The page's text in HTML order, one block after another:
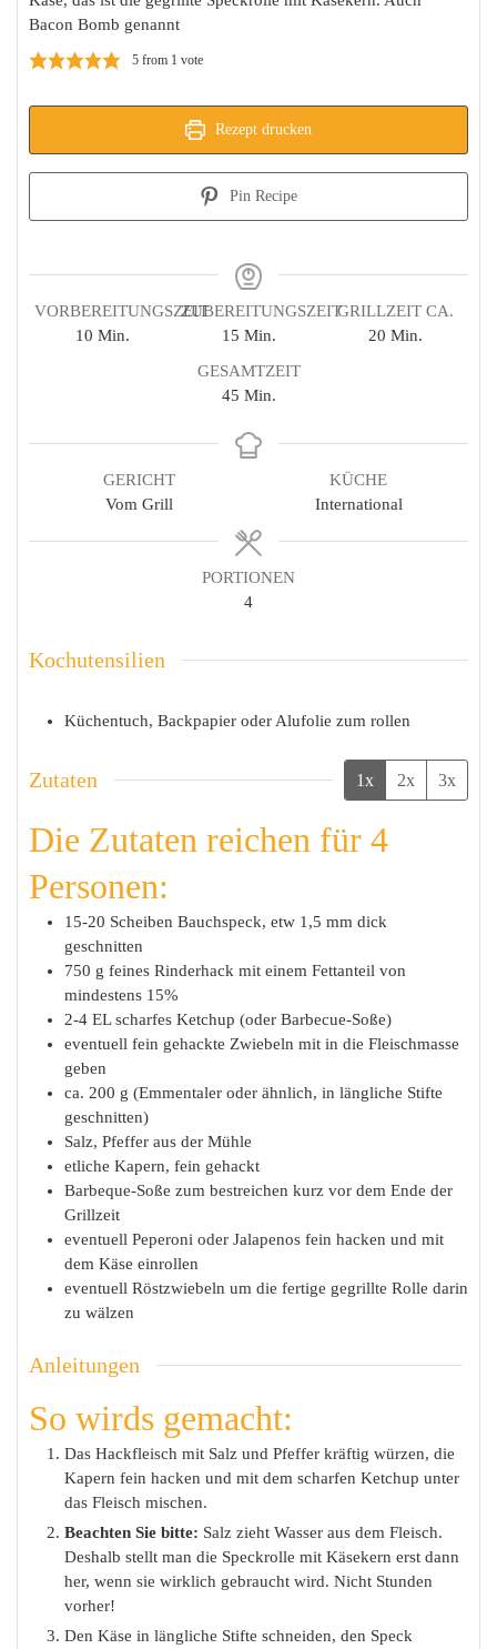
Bacon Bomb genannt
5from 1 vote
Rezept drucken
Pin Recipe
VORBEREITUNGSZEIT
10Minuten
Min.
ZUBEREITUNGSZEIT
15Minuten
Min.
GRILLZEIT CA.
20Minuten
Min.
GESAMTZEIT
45Minuten
Min.
GERICHT
Vom Grill
KÜCHE
International
PORTIONEN
4
Kochutensilien
Küchentuch, Backpapier oder Alufolie zum rollen
Zutaten 1x 2x 3x
Die Zutaten reichen für 4
Personen:
15-20 Scheiben Bauchspeck, etw 1,5 mm dick
geschnitten
750 g feines Rinderhack mit einem Fettanteil von
mindestens 15%
2-4 EL scharfes Ketchup (oder Barbecue-Soße)
eventuell fein gehackte Zwiebeln mit in die Fleischmasse
geben
ca. 200 g (Emmentaler oder ähnlich, in längliche Stifte
geschnitten)
Salz, Pfeffer aus der Mühle
etliche Kapern, fein gehackt
Barbeque-Soße zum bestreichen kurz vor dem Ende der
Grillzeit
eventuell Peperoni oder Jalapenos fein hacken und mit
dem Käse einrollen
eventuell Röstzwiebeln um die fertige gegrillte Rolle darin
zu wälzen
Anleitungen
So wirds gemacht:
Das Hackfleisch mit Salz und Pfeffer kräftig würzen, die
Kapern fein hacken und mit dem scharfen Ketchup unter
das Fleisch mischen.
Beachten Sie bitte: Salz zieht Wasser aus dem Fleisch.
Deshalb stellt man die Speckrolle mit Käsekern erst dann
her, wenn sie wirklich gebraucht wird. Nicht Stunden
vorher!
Den Käse in längliche Stifte schneiden, den Speck